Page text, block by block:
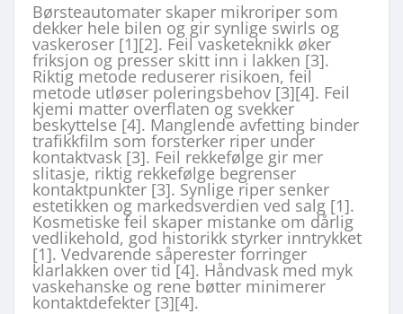
Børsteautomater skaper mikroriper som
dekker hele bilen og gir synlige swirls og
vaskeroser [1][2]. Feil vasketeknikk øker
friksjon og presser skitt inn i lakken [3].
Riktig metode reduserer risikoen, feil
metode utløser poleringsbehov [3][4]. Feil
kjemi matter overflaten og svekker
beskyttelse [4]. Manglende avfetting binder
trafikkfilm som forsterker riper under
kontaktvask [3]. Feil rekkefølge gir mer
slitasje, riktig rekkefølge begrenser
kontaktpunkter [3]. Synlige riper senker
estetikken og markedsverdien ved salg [1].
Kosmetiske feil skaper mistanke om dårlig
vedlikehold, god historikk styrker inntrykket
[1]. Vedvarende såperester forringer
klarlakken over tid [4]. Håndvask med myk
vaskehanske og rene bøtter minimerer
kontaktdefekter [3][4].